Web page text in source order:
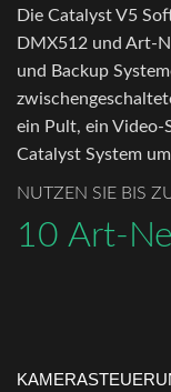
Die Catalyst V5
DMX512 und Art-
und Backup
ein Pult, ein Video-
Catalyst System
NUTZEN SIE BIS
10 Art-